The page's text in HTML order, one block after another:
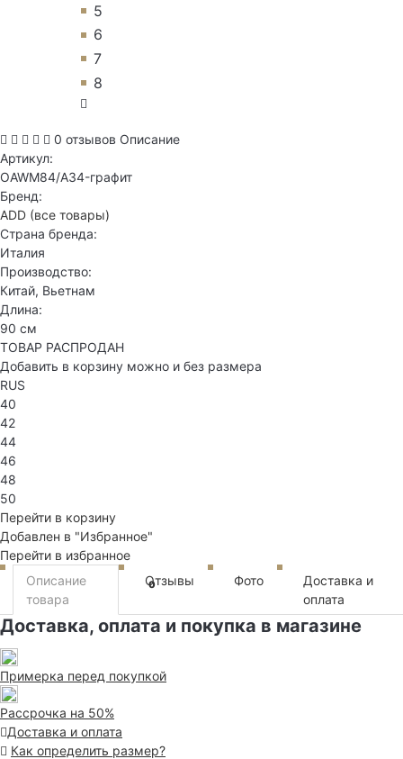
5
6
7
8
0 отзывов Описание
Артикул:
OAWM84/A34-графит
Бренд:
ADD (все товары)
Страна бренда:
Италия
Производство:
Китай, Вьетнам
Длина:
90 см
ТОВАР РАСПРОДАН
Добавить в корзину можно и без размера
RUS
40
42
44
46
48
50
Перейти в корзину
Добавлен в "Избранное"
Перейти в избранное
Описание
товара
Отзывы
0 Фото
Доставка и
оплата
Доставка, оплата и покупка в магазине
Примерка перед покупкой
Рассрочка на 50%
Доставка и оплата
Как определить размер?